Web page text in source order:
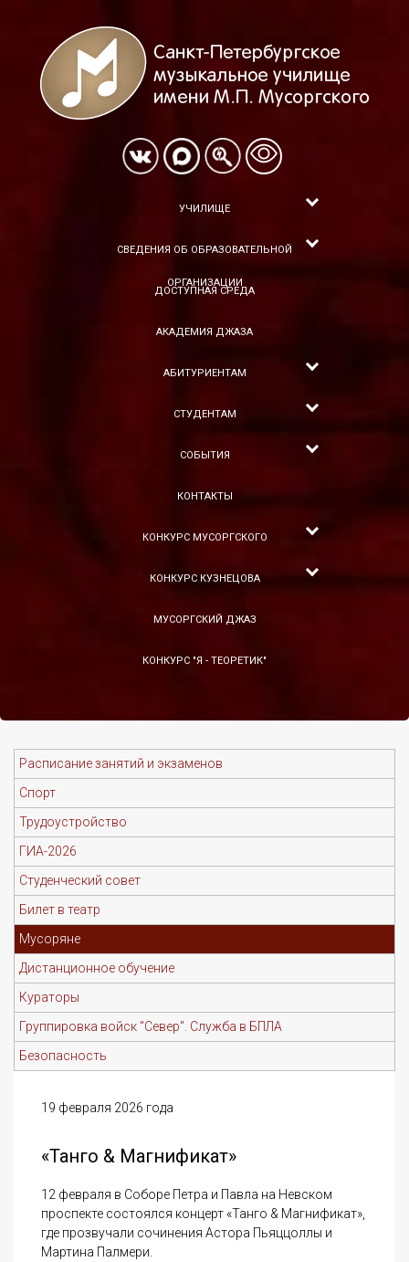
УЧИЛИЩЕ
СВЕДЕНИЯ ОБ ОБРАЗОВАТЕЛЬНОЙ
ОРГАНИЗАЦИИ
ДОСТУПНАЯ СРЕДА
АКАДЕМИЯ ДЖАЗА
АБИТУРИЕНТАМ
СТУДЕНТАМ
СОБЫТИЯ
КОНТАКТЫ
КОНКУРС МУСОРГСКОГО
КОНКУРС КУЗНЕЦОВА
МУСОРГСКИЙ ДЖАЗ
КОНКУРС "Я - ТЕОРЕТИК"
Расписание занятий и экзаменов
Спорт
Трудоустройство
ГИА-2026
Студенческий совет
Билет в театр
Мусоряне
Дистанционное обучение
Кураторы
Группировка войск "Север". Служба в БПЛА
Безопасность
19 февраля 2026 года
«Танго & Магнификат»
12 февраля в Соборе Петра и Павла на Невском
проспекте состоялся концерт «Танго & Магнификат»,
где прозвучали сочинения Астора Пьяццоллы и
Мартина Палмери.